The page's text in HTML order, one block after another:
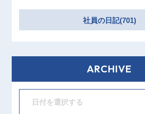
社員の日記(701)
ARCHIVE
日付を選択する